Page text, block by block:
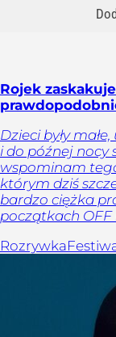
Rojek
Dzieci były
i do późnej nocy
wspominam
którym dziś
bardzo ciężka
początkach OFF
Rozrywka